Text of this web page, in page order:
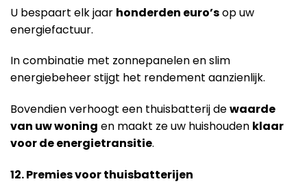
U bespaart elk jaar honderden euro’sop uw
energiefactuur.
In combinatie met zonnepanelen en slim
energiebeheer stijgt het rendement aanzienlijk.
Bovendien verhoogt een thuisbatterij dewaarde
van uw woning en maakt ze uw huishouden klaar
voor de energietransitie.
12. Premies voor thuisbatterijen